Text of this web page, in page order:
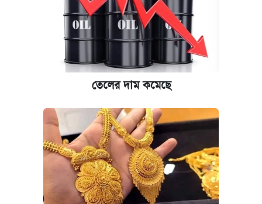
তেলের দাম কমেছে